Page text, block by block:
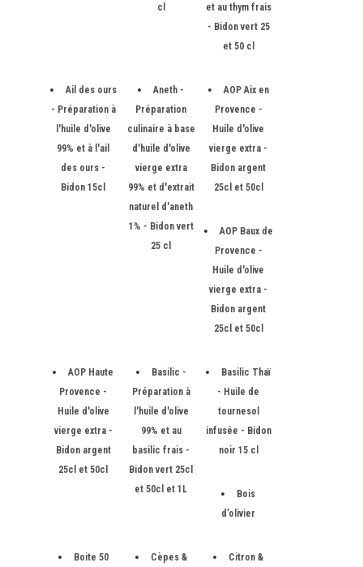
cl
et au thym frais
- Bidon vert 25
et 50 cl
Ail des ours
- Préparation à
l'huile d'olive
99% et à l'ail
des ours -
Bidon 15cl
Aneth -
Préparation
culinaire à base
d'huile d'olive
vierge extra
99% et d'extrait
naturel d'aneth
1% - Bidon vert
25 cl
AOP Aix en
Provence -
Huile d'olive
vierge extra -
Bidon argent
25cl et 50cl
AOP Baux de
Provence -
Huile d'olive
vierge extra -
Bidon argent
25cl et 50cl
AOP Haute
Provence -
Huile d'olive
vierge extra -
Bidon argent
25cl et 50cl
Basilic -
Préparation à
l'huile d'olive
99% et au
basilic frais -
Bidon vert 25cl
et 50cl et 1L
Basilic Thaï
- Huile de
tournesol
infusée - Bidon
noir 15 cl
Bois
d’olivier
Boite 50
Cèpes &
Citron &